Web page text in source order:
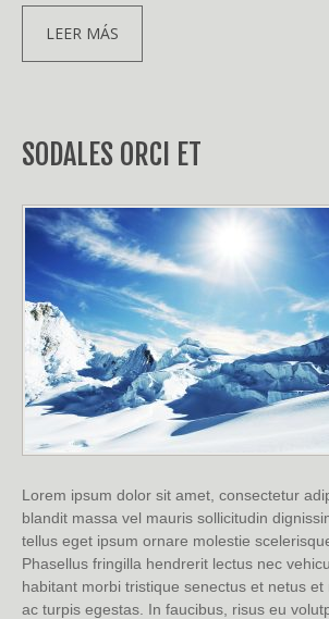
LEER MÁS
SODALES ORCI ET
Lorem ipsum dolor sit amet, consectetur
blandit massa vel mauris sollicitudin
tellus eget ipsum ornare molestie
Phasellus fringilla hendrerit lectus nec
habitant morbi tristique senectus et netus
ac turpis egestas. In faucibus, risus eu